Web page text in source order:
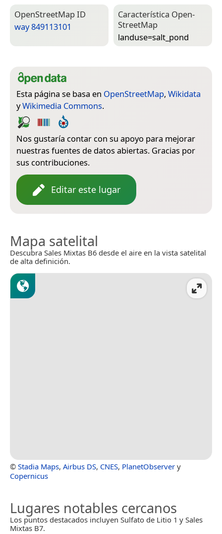
Open­Street­Map ID
way 849113101
Característica Open­
Street­Map
landuse=­salt_pond
Esta página se basa en OpenStreetMap, Wikidata
yWikimedia Commons.
Nos gustaría contar con su apoyo para mejorar
nuestras fuentes de datos abiertas. Gracias por
sus contribuciones.
Editar este lugar
Mapa satelital
Descubra Sales Mixtas B6 desde el aire en la vista satelital
de alta definición.
© Stadia Maps, Airbus DS, CNES, PlanetObserver y
Copernicus
Lugares notables cercanos
Los puntos destacados incluyen Sulfato de Litio 1 y Sales
Mixtas B7.